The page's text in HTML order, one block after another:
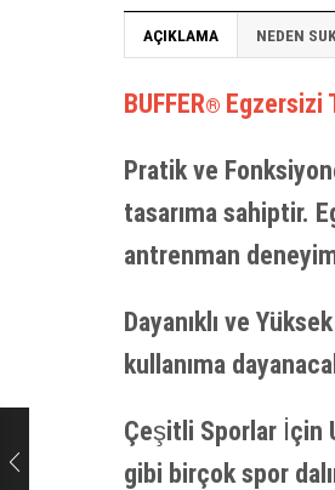
AÇIKLAMA NEDEN
BUFFER® Egzersizi
Pratik ve
tasarıma sahiptir.
antrenman
Dayanıklı ve
kullanıma
Çeşitli Sporlar İçin
gibi birçok spor